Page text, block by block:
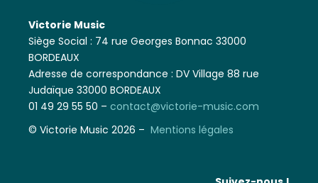
Victorie Music
Siège Social : 74 rue Georges Bonnac 33000
BORDEAUX
Adresse de correspondance : DV Village 88 rue
Judaïque 33000 BORDEAUX
01 49 29 55 50 –contact@victorie-music.com
© Victorie Music 2026 –Mentions légales